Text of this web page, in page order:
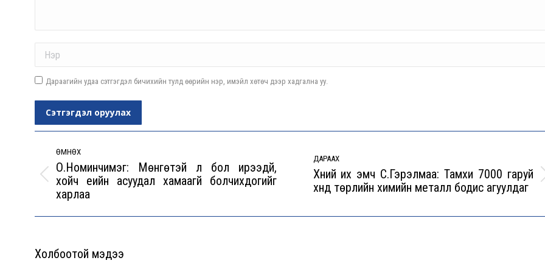
Дараагийн удаа сэтгэгдэл бичихийн тулд өөрийн нэр, имэйл хөтөч дээр хадгална уу.
Сэтгэгдэл оруулах
navigation
ӨМНӨХ
Previous
post:
О.Номинчимэг: Мөнгөтэй л бол ирээдүй,
хойч үеийн асуудал хамаагүй болчихдогийг
харлаа
ДАРААХ
Next
post:
Хүний их эмч С.Гэрэлмаа: Тамхи 7000 гаруй
хүнд төрлийн химийн металл бодис агуулдаг
Холбоотой мэдээ